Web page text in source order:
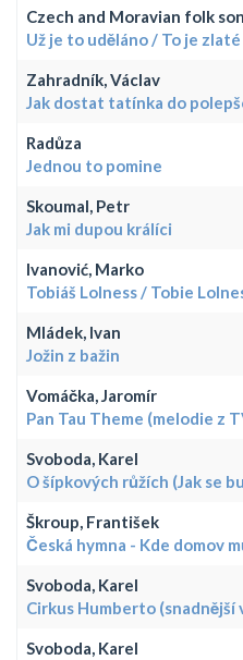
Czech and Moravian folk
Už je to uděláno / To je
Zahradník, Václav
Jak dostat tatínka do
Radůza
Jednou to pomine
Skoumal, Petr
Jak mi dupou králíci
Ivanović, Marko
Tobiáš Lolness / Tobie
Mládek, Ivan
Jožin z bažin
Vomáčka, Jaromír
Pan Tau Theme (melodie z
Svoboda, Karel
O šípkových růžích (Jak se
Škroup, František
Česká hymna - Kde domov
Svoboda, Karel
Cirkus Humberto (snadnější
Svoboda, Karel